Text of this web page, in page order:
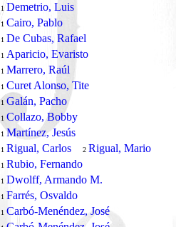
1 Demetrio, Luis
1 Cairo, Pablo
1 De Cubas, Rafael
1 Aparicio, Evaristo
1 Marrero, Raúl
1 Curet Alonso, Tite
1 Galán, Pacho
1 Collazo, Bobby
1 Martínez, Jesús
1 Rigual, Carlos 2 Rigual, Mario
1 Rubio, Fernando
1 Dwolff, Armando M.
1 Farrés, Osvaldo
1 Carbó-Menéndez, José